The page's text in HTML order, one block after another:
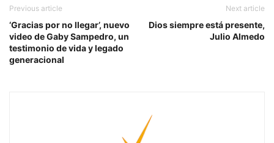
Previous article
‘Gracias por no llegar’, nuevo
video de Gaby Sampedro, un
testimonio de vida y legado
generacional
Next article
Dios siempre está presente,
Julio Almedo